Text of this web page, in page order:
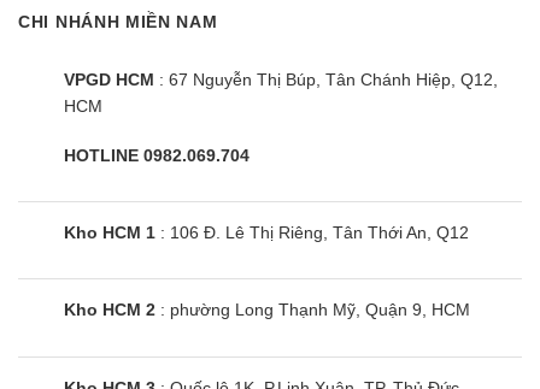
CHI NHÁNH MIỀN NAM
VPGD HCM : 67 Nguyễn Thị Búp, Tân Chánh Hiệp, Q12,
HCM
HOTLINE 0982.069.704
Kho HCM 1 : 106 Đ. Lê Thị Riêng, Tân Thới An, Q12
Kho HCM 2 : phường Long Thạnh Mỹ, Quận 9, HCM